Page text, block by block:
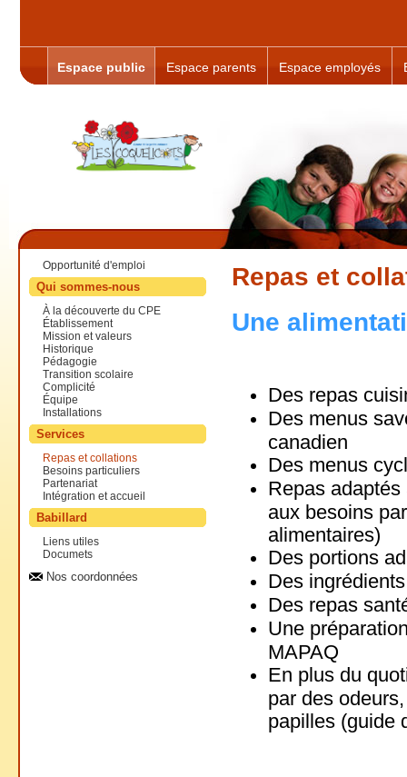
Espace public Espace parents Espace employés
Opportunité d'emploi
Qui sommes-nous
À la découverte du CPE
Établissement
Mission et valeurs
Historique
Pédagogie
Transition scolaire
Complicité
Équipe
Installations
Services
Repas et collations
Besoins particuliers
Partenariat
Intégration et accueil
Babillard
Liens utiles
Documets
Nos coordonnées
Repas et
Une
Des repas
Des menus
canadien
Des menus
Repas
aux besoins
alimentaires)
Des portions
Des
Des repas
Une
MAPAQ
En plus du
par des
papilles (guide